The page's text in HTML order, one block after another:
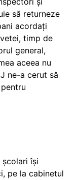
să returneze
acordați
timp de
general,
aceea nu
ne-a cerut să
își
pe la cabinetul